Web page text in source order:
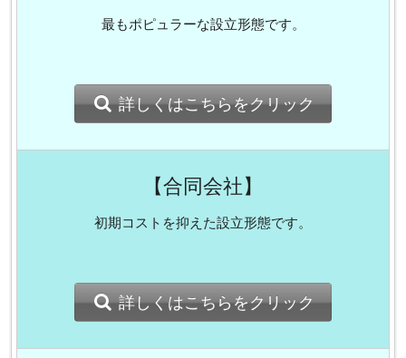
最もポピュラーな設立形態です。
詳しくはこちらをクリック
【合同会社】
初期コストを抑えた設立形態です。
詳しくはこちらをクリック